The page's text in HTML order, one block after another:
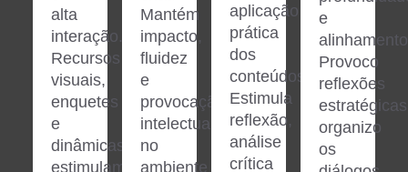
alta
interação.
Recursos
visuais,
enquetes
e
dinâmicas
estimulam
Mantém
impacto,
fluidez
e
provocação
intelectual
no
ambiente
aplicação
prática
dos
conteúdos.
Estimula
reflexão,
análise
crítica
e
Provoco
reflexões
organizo
os